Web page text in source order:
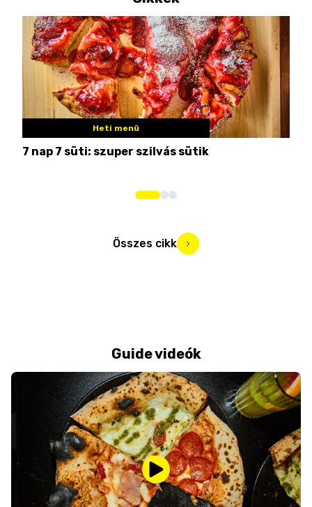
Heti menü
7 nap 7 süti: szuper szilvás sütik
Összes cikk
Guide videók